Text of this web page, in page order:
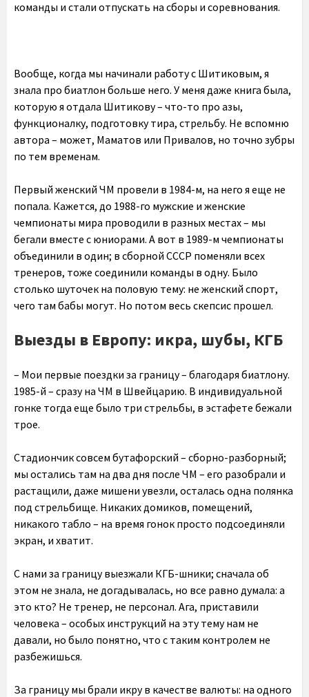
команды и стали отпускать на сборы и соревнования.
Вообще, когда мы начинали работу с Шитиковым, я
знала про биатлон больше него. У меня даже книга была,
которую я отдала Шитикову – что-то про азы,
функционалку, подготовку тира, стрельбу. Не вспомню
автора – может, Маматов или Привалов, но точно зубры
по тем временам.
Первый женский ЧМ провели в 1984-м, на него я еще не
попала. Кажется, до 1988-го мужские и женские
чемпионаты мира проводили в разных местах – мы
бегали вместе с юниорами. А вот в 1989-м чемпионаты
объединили в один; в сборной СССР поменяли всех
тренеров, тоже соединили команды в одну. Было
столько шуточек на половую тему: не женский спорт,
чего там бабы могут. Но потом весь скепсис прошел.
Выезды в Европу: икра, шубы, КГБ
– Мои первые поездки за границу – благодаря биатлону.
1985-й – сразу на ЧМ в Швейцарию. В индивидуальной
гонке тогда еще было три стрельбы, в эстафете бежали
трое.
Стадиончик совсем бутафорский – сборно-разборный;
мы остались там на два дня после ЧМ – его разобрали и
растащили, даже мишени увезли, осталась одна полянка
под стрельбище. Никаких домиков, помещений,
никакого табло – на время гонок просто подсоединяли
экран, и хватит.
С нами за границу выезжали КГБ-шники; сначала об
этом не знала, не догадывалась, но все равно думала: а
это кто? Не тренер, не персонал. Ага, приставили
человека – особых инструкций на эту тему нам не
давали, но было понятно, что с таким контролем не
разбежишься.
За границу мы брали икру в качестве валюты: на одного